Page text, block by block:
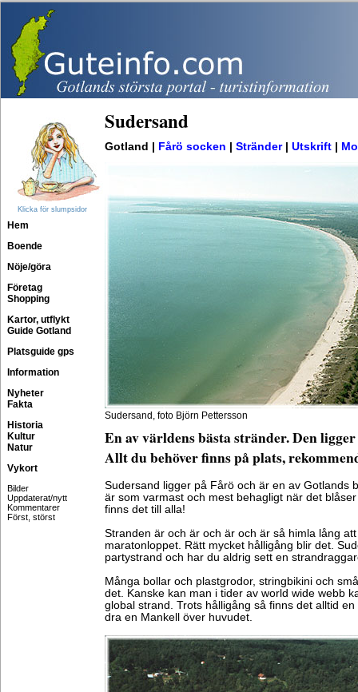
Klicka för slumpsidor
Hem
Boende
Nöje/göra
Företag
Shopping
Kartor, utflykt
Guide Gotland
Platsguide gps
Information
Nyheter
Fakta
Historia
Kultur
Natur
Vykort
Bilder
Uppdaterat/nytt
Kommentarer
Först, störst
Sudersand
Gotland | Fårö socken Stränder| Utskrift
Sudersand, foto Björn Pettersson
En av världens bästa stränder. Den
Allt du behöver finns på plats,
Sudersand ligger på Fårö och är en av Gotlands
är som varmast och mest behagligt när det
finns det till alla!
Stranden är och är och är och är så himla lång
maratonloppet. Rätt mycket hålligång blir det.
partystrand och har du aldrig sett en
Många bollar och plastgrodor, stringbikini och
det. Kanske kan man i tider av world wide webb
global strand. Trots hålligång så finns det alltid
dra en Mankell över huvudet.